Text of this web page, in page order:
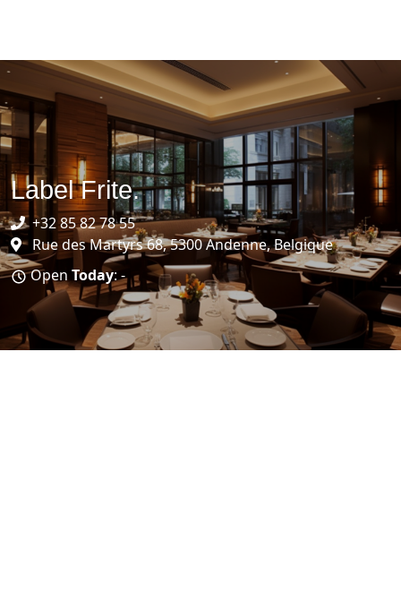
Label Frite.
+32 85 82 78 55
Rue des Martyrs 68, 5300 Andenne, Belgique
Open Today: -